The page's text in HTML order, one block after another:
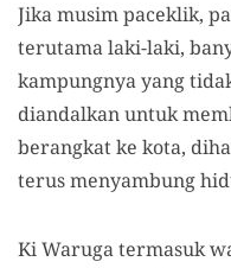
Jika musim paceklik,
terutama laki-laki,
kampungnya yang
diandalkan untuk
berangkat ke kota,
terus menyambung
Ki Waruga termasuk